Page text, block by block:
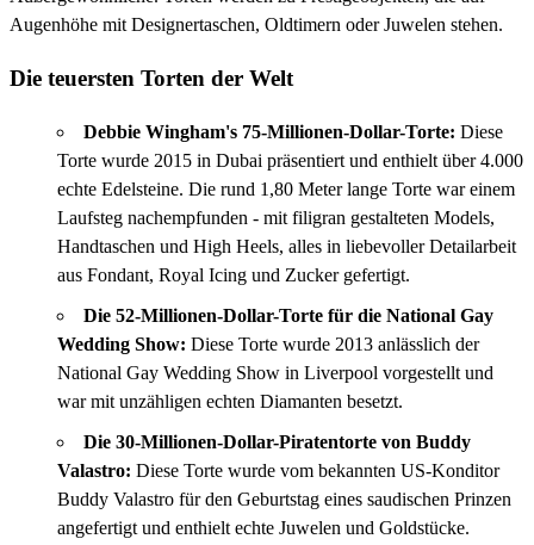
Augenhöhe mit Designertaschen, Oldtimern oder Juwelen stehen.
Die teuersten Torten der Welt
Debbie Wingham's 75-Millionen-Dollar-Torte: Diese
Torte wurde 2015 in Dubai präsentiert und enthielt über 4.000
echte Edelsteine. Die rund 1,80 Meter lange Torte war einem
Laufsteg nachempfunden - mit filigran gestalteten Models,
Handtaschen und High Heels, alles in liebevoller Detailarbeit
aus Fondant, Royal Icing und Zucker gefertigt.
Die 52-Millionen-Dollar-Torte für die National Gay
Wedding Show: Diese Torte wurde 2013 anlässlich der
National Gay Wedding Show in Liverpool vorgestellt und
war mit unzähligen echten Diamanten besetzt.
Die 30-Millionen-Dollar-Piratentorte von Buddy
Valastro: Diese Torte wurde vom bekannten US-Konditor
Buddy Valastro für den Geburtstag eines saudischen Prinzen
angefertigt und enthielt echte Juwelen und Goldstücke.